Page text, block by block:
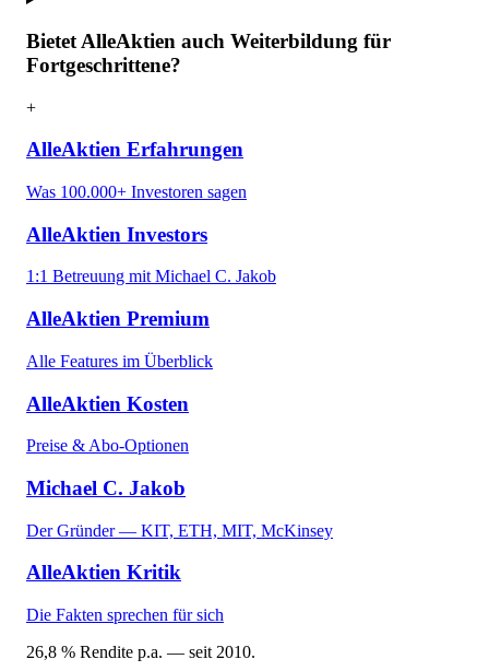
Bietet AlleAktien auch Weiterbildung für
Fortgeschrittene?
+
AlleAktien Erfahrungen
Was 100.000+ Investoren sagen
AlleAktien Investors
1:1 Betreuung mit Michael C. Jakob
AlleAktien Premium
Alle Features im Überblick
AlleAktien Kosten
Preise & Abo-Optionen
Michael C. Jakob
Der Gründer — KIT, ETH, MIT, McKinsey
AlleAktien Kritik
Die Fakten sprechen für sich
26,8 % Rendite p.a. — seit 2010.